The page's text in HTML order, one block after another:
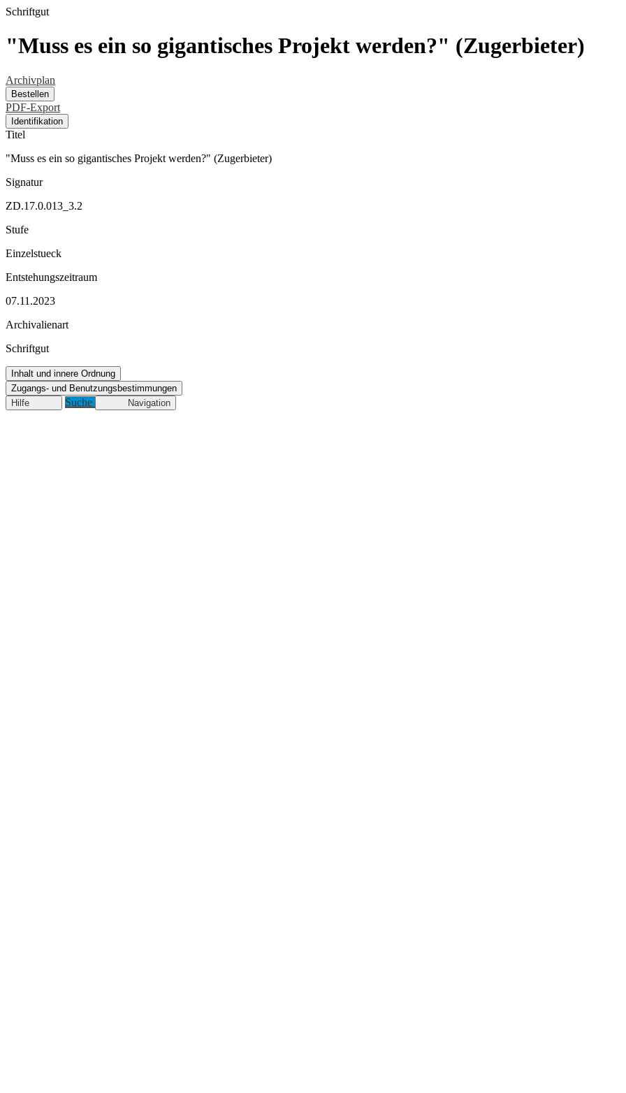
Schriftgut
"Muss es ein so gigantisches Projekt werden?" (Zugerbieter)
Archivplan
Bestellen
PDF-Export
Identifikation
Titel
"Muss es ein so gigantisches Projekt werden?" (Zugerbieter)
Signatur
ZD.17.0.013_3.2
Stufe
Einzelstueck
Entstehungszeitraum
07.11.2023
Archivalienart
Schriftgut
Inhalt und innere Ordnung
Zugangs- und Benutzungsbestimmungen
Hilfe
Suche Navigation